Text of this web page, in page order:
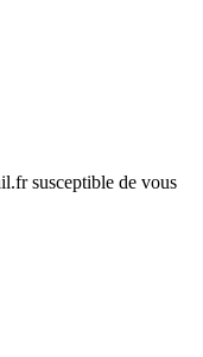
susceptible de vous